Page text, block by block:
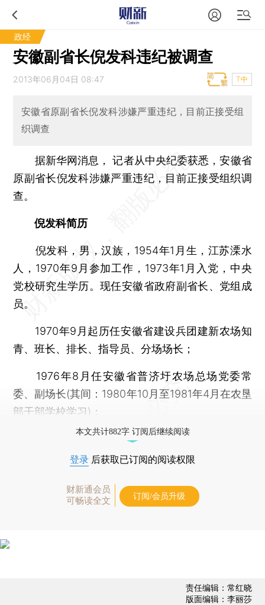
政经
安徽副省长倪发科违纪被调查
2013年06月04日 08:47 T中
安徽省原副省长倪发科涉嫌严重违纪，目前正接受组
织调查
据新华网消息， 记者从中央纪委获悉，安徽省
原副省长倪发科涉嫌严重违纪，目前正接受组织调
查。
倪发科简历
倪发科，男，汉族，1954年1月生，江苏溧水
人，1970年9月参加工作，1973年1月入党，中央
党校研究生学历。现任安徽省政府副省长、党组成
员。
1970年9月起历任安徽省建设兵团建新农场知
青、班长、排长、指导员、分场场长；
1976年8月任安徽省普济圩农场总场党委常
委、副场长(其间：1980年10月至1981年4月在农垦
部干部学校学习)；
本文共计882字 订阅后继续阅读
登录 后获取已订阅的阅读权限
财新通会员
可畅读全文
订阅/会员升级
责任编辑：常红晓
版面编辑：李丽莎